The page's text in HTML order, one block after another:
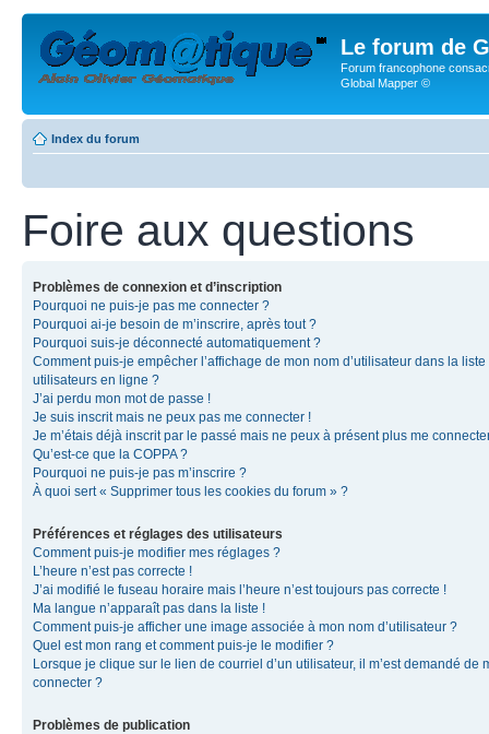
Le forum de
Forum francophone
Global Mapper ©
Index du forum
Foire aux questions
Problèmes de connexion et d’inscription
Pourquoi ne puis-je pas me connecter ?
Pourquoi ai-je besoin de m’inscrire, après tout ?
Pourquoi suis-je déconnecté automatiquement ?
Comment puis-je empêcher l’affichage de mon nom d’utilisateur dans la liste
utilisateurs en ligne ?
J’ai perdu mon mot de passe !
Je suis inscrit mais ne peux pas me connecter !
Je m’étais déjà inscrit par le passé mais ne peux à présent plus me
Qu’est-ce que la COPPA ?
Pourquoi ne puis-je pas m’inscrire ?
À quoi sert « Supprimer tous les cookies du forum » ?
Préférences et réglages des utilisateurs
Comment puis-je modifier mes réglages ?
L’heure n’est pas correcte !
J’ai modifié le fuseau horaire mais l’heure n’est toujours pas correcte !
Ma langue n’apparaît pas dans la liste !
Comment puis-je afficher une image associée à mon nom d’utilisateur ?
Quel est mon rang et comment puis-je le modifier ?
Lorsque je clique sur le lien de courriel d’un utilisateur, il m’est demandé de
connecter ?
Problèmes de publication